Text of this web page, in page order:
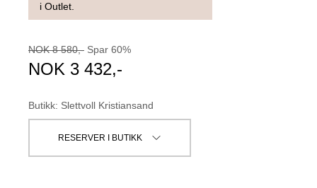
i Outlet.
NOK 8 580,- Spar 60%
NOK 3 432,-
Butikk: Slettvoll Kristiansand
RESERVER I BUTIKK